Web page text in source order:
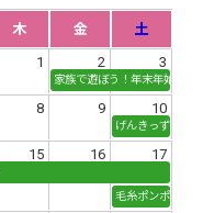
木 金
土
1 2 3
家族で遊ぼう！年末年始
8 9 10
げんきっずラン
15 16 17
毛糸ポンポンで